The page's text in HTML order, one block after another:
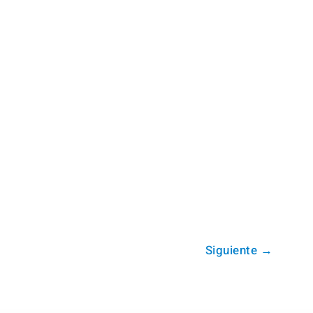
Siguiente →